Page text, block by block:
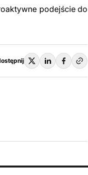
podejście do